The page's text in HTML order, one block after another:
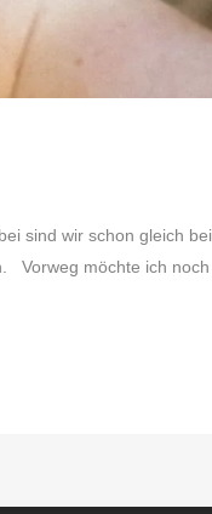
sind wir schon gleich bei
Vorweg möchte ich noch